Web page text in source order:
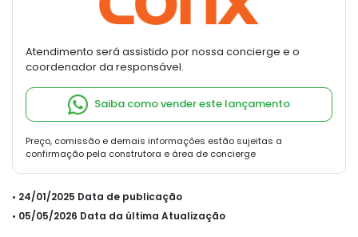
Atendimento será assistido por nossa concierge e o
coordenador da responsável.
Saiba como vender este lançamento
Preço, comissão e demais informações estão sujeitas a
confirmação pela construtora e área de concierge
• 24/01/2025 Data de publicação
• 05/05/2026 Data da última Atualização